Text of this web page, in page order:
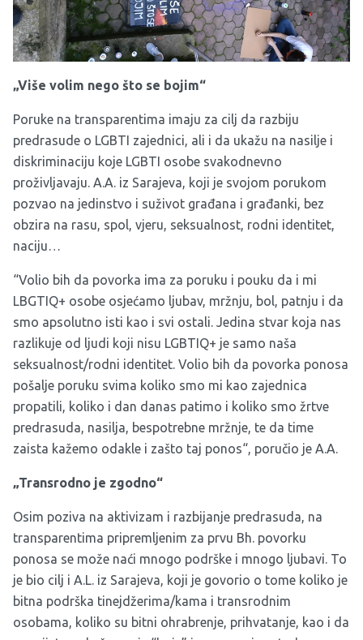
„Više volim nego što se bojim“
Poruke na transparentima imaju za cilj da razbiju
predrasude o LGBTI zajednici, ali i da ukažu na nasilje i
diskriminaciju koje LGBTI osobe svakodnevno
proživljavaju. A.A. iz Sarajeva, koji je svojom porukom
pozvao na jedinstvo i suživot građana i građanki, bez
obzira na rasu, spol, vjeru, seksualnost, rodni identitet,
naciju…
“Volio bih da povorka ima za poruku i pouku da i mi
LBGTIQ+ osobe osjećamo ljubav, mržnju, bol, patnju i da
smo apsolutno isti kao i svi ostali. Jedina stvar koja nas
razlikuje od ljudi koji nisu LGBTIQ+ je samo naša
seksualnost/rodni identitet. Volio bih da povorka ponosa
pošalje poruku svima koliko smo mi kao zajednica
propatili, koliko i dan danas patimo i koliko smo žrtve
predrasuda, nasilja, bespotrebne mržnje, te da time
zaista kažemo odakle i zašto taj ponos“, poručio je A.A.
„Transrodno je zgodno“
Osim poziva na aktivizam i razbijanje predrasuda, na
transparentima pripremljenim za prvu Bh. povorku
ponosa se može naći mnogo podrške i mnogo ljubavi. To
je bio cilj i A.L. iz Sarajeva, koji je govorio o tome koliko je
bitna podrška tinejdžerima/kama i transrodnim
osobama, koliko su bitni ohrabrenje, prihvatanje, kao i da